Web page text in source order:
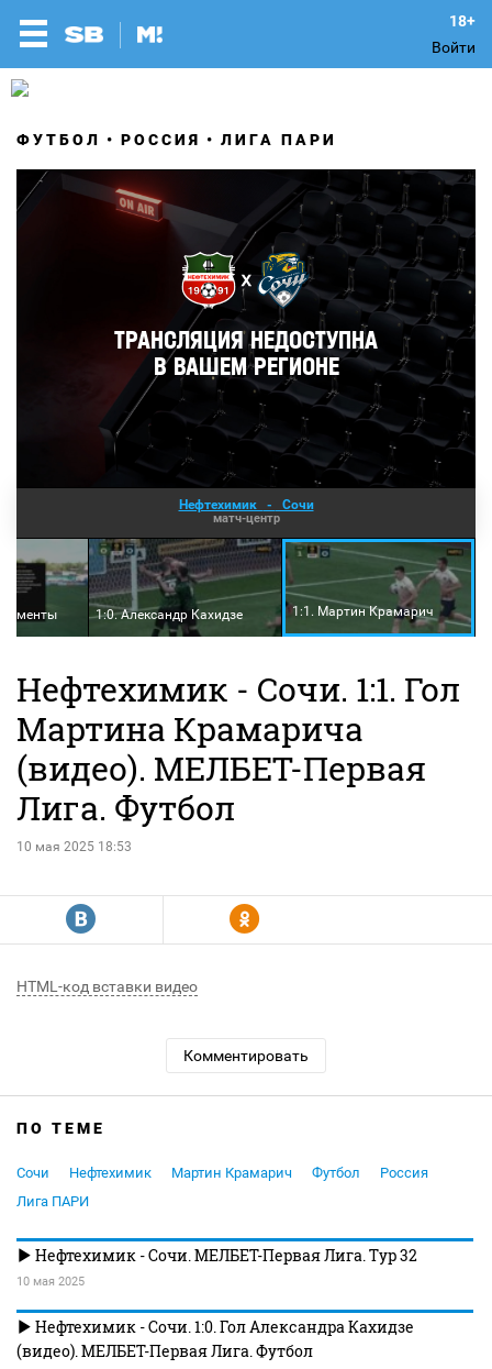
Войти
ФУТБОЛ РОССИЯ ЛИГА ПАРИ
Нефтехимик - Сочи
матч-центр
1:0. Александр Кахидзе 1:1. Мартин Крамарич
Нефтехимик - Сочи. 1:1. Гол
Мартина Крамарича
(видео). МЕЛБЕТ-Первая
Лига. Футбол
10 мая 2025 18:53
R Y
HTML-код вставки видео
Комментировать
ПО ТЕМЕ
Сочи Нефтехимик Мартин Крамарич Футбол
Россия
Лига ПАРИ
Нефтехимик - Сочи. МЕЛБЕТ-Первая Лига. Тур 32
10 мая 2025
Нефтехимик - Сочи. 1:0. Гол Александра Кахидзе
(видео). МЕЛБЕТ-Первая Лига. Футбол